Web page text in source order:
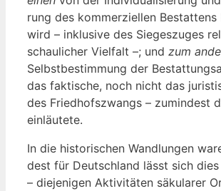
rung des kom­mer­zi­el­len
wird – inklu­si­ve des Sie­ges­zu­ges
schau­li­cher Viel­falt –; und zum
Selbst­be­stim­mung der
das fak­ti­sche, noch nicht das
des Fried­hofs­zwangs – zumin­dest
einläutete.
In die his­to­ri­schen Wand­lun­gen
dest für Deutsch­land lässt sich
– die­je­ni­gen Akti­vi­tä­ten säku­la­rer